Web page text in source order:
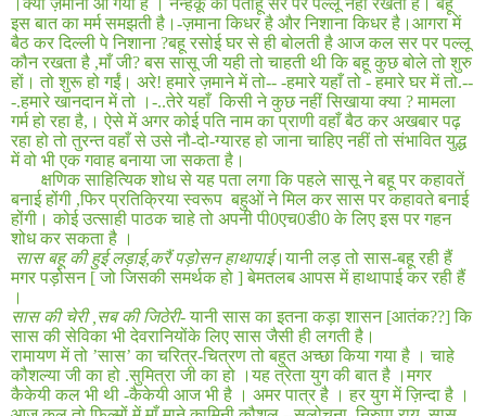
।क्या ज़माना आ गया है । नन्हकू की पतोहू सर पर पल्लू नहीं रखती है। बहू
इस बात का मर्म समझती है। -ज़माना किधर है और निशाना किधर है।आगरा में
बैठ कर दिल्ली पे निशाना ?बहू रसोई घर से ही बोलती है आज कल सर पर पल्लू
कौन रखता है ,माँ जी?बस सासू जी यही तो चाहती थी कि बहू कुछ बोले तो शुरु
हों। तो शुरू हो गईं। अरे!हमारे ज़माने में तो-- -हमारे यहाँ तो -हमारे घर में तो.--
-.हमारे खानदान में तो ।-..तेरे यहाँ किसी ने कुछ नहीं सिखाया क्या ?मामला
गर्म हो रहा है, । ऐसे में अगर कोई पति नाम का प्राणी वहाँ बैठ कर अखबार पढ़
रहा हो तो तुरन्त वहाँ से उसे नौ-दो-ग्यारह हो जाना चाहिए नहीं तो संभावित युद्ध
में वो भी एक गवाह बनाया जा सकता है।
क्षणिक साहित्यिक शोध से यह पता लगा कि पहले सासू ने बहू पर कहावतें
बनाई होंगी ,फिर प्रतिक्रिया स्वरूप बहुओं ने मिल कर सास पर कहावते बनाई
होंगी। कोई उत्साही पाठक चाहे तो अपनी पी0एच0डी0 के लिए इस पर गहन
शोध कर सकता है ।
सास बहू की हुई लड़ाई,करैं पड़ोसन हाथापाई।यानी लड़ तो सास-बहू रही हैं
मगर पड़ोसन [ जो जिसकी समर्थक हो ] बेमतलब आपस में हाथापाई कर रही हैं
।
सास की चेरी सब की जिठेरी-यानी सास का इतना कड़ा शासन [आतंक??]कि
सास की सेविका भी देवरानियोंके लिए सास जैसी ही लगती है।
रामायण में तो ’सास’ का चरित्र-चित्रण तो बहुत अच्छा किया गया है । चाहे
कौशल्या जी का हो .सुमित्रा जी का हो ।यह त्रेता युग की बात है ।मगर
कैकेयी कल भी थी -कैकेयी आज भी है । अमर पात्र है । हर युग में ज़िन्दा है ।